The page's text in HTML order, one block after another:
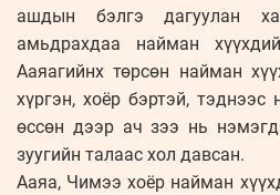
ашдын бэлгэ дагуулан
амьдрахдаа найман
Ааяагийнх төрсөн найман
хүргэн, хоёр бэртэй,
өссөн дээр ач зээ нь
зуугийн талаас хол давсан.
Ааяа, Чимээ хоёр найман